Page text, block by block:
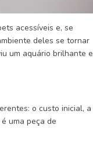
acessíveis e, se
deles se tornar
um aquário brilhante e
o custo inicial, a
uma peça de